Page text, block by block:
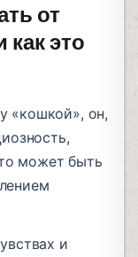
от
это
«кошкой», он,
может быть
и